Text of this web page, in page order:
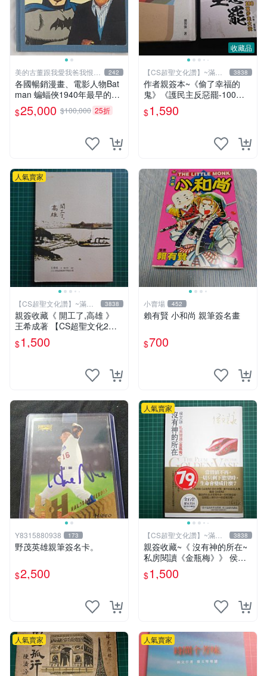
美的古董跟我愛我爸我恨壞
人
242
各國暢銷漫畫、電影人物Bat
man 蝙蝠俠1940年最早的創
作者，這本書是Batman and
me 是Bob Kane 1990年出的
$25,000 $100,000 25折
收藏品
【CS超聖文化讚】~滿千
元送運
3838
作者親簽本~《偷了幸福的
鬼》《護民主反惡罷-100萬
步走大安》二本合售 羅智強
著 精裝小冊【CS超聖文化
$1,590
人氣賣家
【CS超聖文化讚】~滿千
元送運
3838
親簽收藏《 開工了,高雄 》
王希成著 【CS超聖文化2
讚】
$1,500
小賣場 452
賴有賢 小和尚 親筆簽名畫
$700
Y8315880938 173
野茂英雄親筆簽名卡。
$2,500
人氣賣家
【CS超聖文化讚】~滿千
元送運
3838
親簽收藏~《 沒有神的所在~
私房閱讀《金瓶梅》》 侯文
詠著 皇冠 民2009年初版 【C
S超聖文化2讚】
$1,500
人氣賣家 人氣賣家